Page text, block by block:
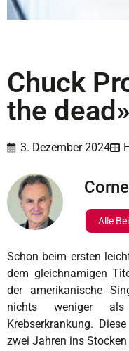
Chuck
the dead»
3. Dezember 2024
Alle
Schon beim ersten
dem gleichnamigen
der amerikanische
nichts weniger als
Krebserkrankung.
zwei Jahren ins